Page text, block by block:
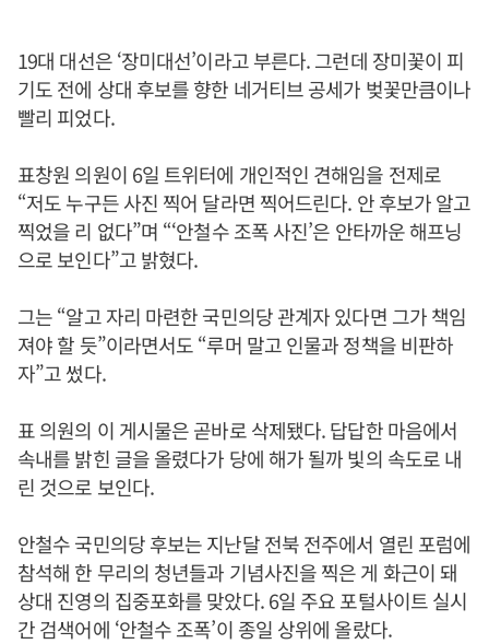
19대 대선은 ‘장미대선’이라고 부른다. 그런데 장미꽃이 피
기도 전에 상대 후보를 향한 네거티브 공세가 벚꽃만큼이나
빨리 피었다.
표창원 의원이 6일 트위터에 개인적인 견해임을 전제로
“저도 누구든 사진 찍어 달라면 찍어드린다. 안 후보가 알고
찍었을 리 없다”며 “‘안철수 조폭 사진’은 안타까운 해프닝
으로 보인다”고 밝혔다.
그는 “알고 자리 마련한 국민의당 관계자 있다면 그가 책임
져야 할 듯”이라면서도 “루머 말고 인물과 정책을 비판하
자”고 썼다.
표 의원의 이 게시물은 곧바로 삭제됐다. 답답한 마음에서
속내를 밝힌 글을 올렸다가 당에 해가 될까 빛의 속도로 내
린 것으로 보인다.
안철수 국민의당 후보는 지난달 전북 전주에서 열린 포럼에
참석해 한 무리의 청년들과 기념사진을 찍은 게 화근이 돼
상대 진영의 집중포화를 맞았다. 6일 주요 포털사이트 실시
간 검색어에 ‘안철수 조폭’이 종일 상위에 올랐다.